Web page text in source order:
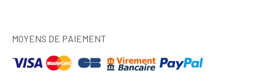
MOYENS DE PAIEMENT